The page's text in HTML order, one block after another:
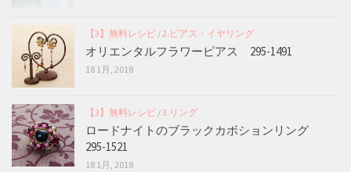
【3】無料レシピ /2.ピアス・イヤリング
オリエンタルフラワーピアス 295-1491
18 1月, 2018
【3】無料レシピ /3.リング
ロードナイトのブラックカボションリング
295-1521
18 1月, 2018